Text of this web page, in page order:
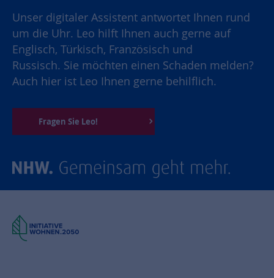
Unser digitaler Assistent antwortet Ihnen rund
um die Uhr. Leo hilft Ihnen auch gerne auf
Englisch, Türkisch, Französisch und
Russisch. Sie möchten einen Schaden melden?
Auch hier ist Leo Ihnen gerne behilflich.
Fragen Sie Leo!